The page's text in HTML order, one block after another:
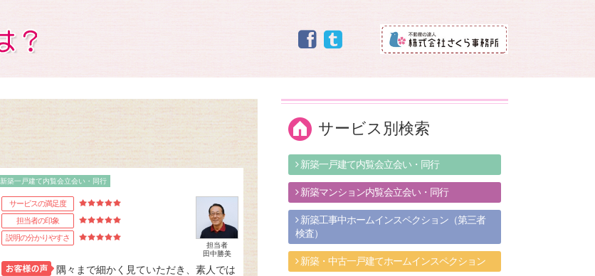
サービスの満足度
担当者の印象
説明の分かりやすさ
新築一戸建て内覧会立会い・同行
担当者
田中勝美
隅々まで細かく見ていただき、素人では
サービス別検索
新築一戸建て内覧会立会い・同行
新築マンション内覧会立会い・同行
新築工事中ホームインスペクション（第三者
検査）
新築・中古一戸建てホームインスペクション